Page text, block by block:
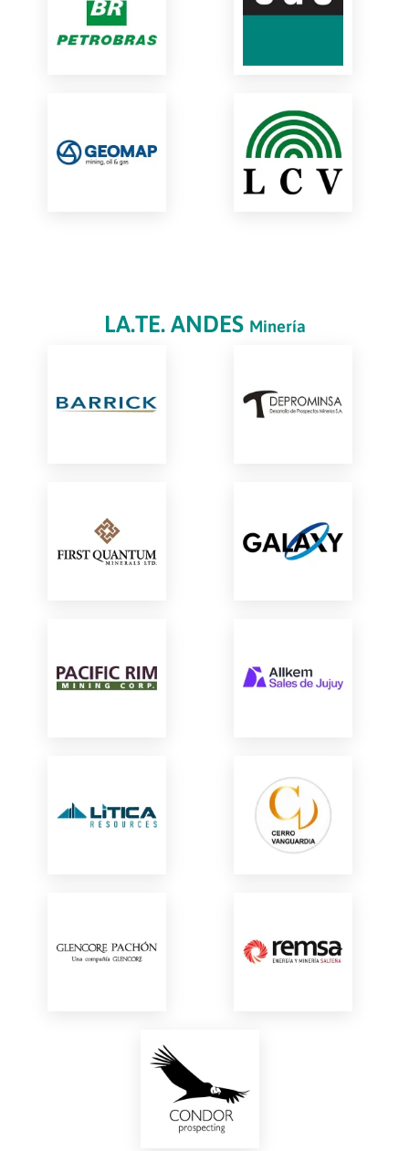
LA.TE. ANDES Minería